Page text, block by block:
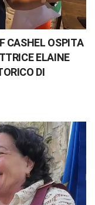
CASHEL OSPITA
ELAINE
DI